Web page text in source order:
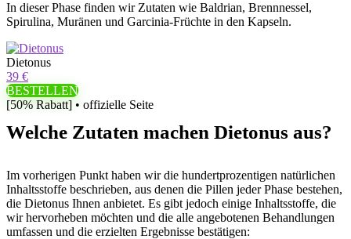
In dieser Phase finden wir Zutaten wie Baldrian, Brennnessel,
Spirulina, Muränen und Garcinia-Früchte in den Kapseln.
Dietonus
39 €
BESTELLEN
[50% Rabatt] • offizielle Seite
Welche Zutaten machen Dietonus aus?
Im vorherigen Punkt haben wir die hundertprozentigen natürlichen
Inhaltsstoffe beschrieben, aus denen die Pillen jeder Phase bestehen,
die Dietonus Ihnen anbietet. Es gibt jedoch einige Inhaltsstoffe, die
wir hervorheben möchten und die alle angebotenen Behandlungen
umfassen und die erzielten Ergebnisse bestätigen: